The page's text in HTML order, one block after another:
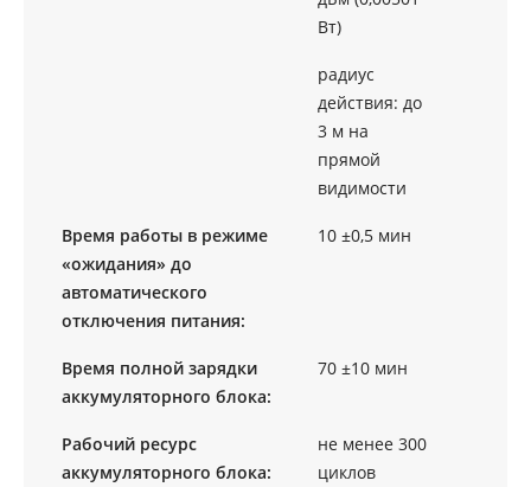
Вт)
радиус
действия: до
3 м на
прямой
видимости
Время работы в режиме
«ожидания» до
автоматического
отключения питания:
10 ±0,5 мин
Время полной зарядки
аккумуляторного блока:
70 ±10 мин
Рабочий ресурс
аккумуляторного блока:
не менее 300
циклов